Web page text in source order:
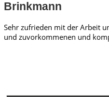
Brinkmann
Sehr zufrieden mit der Arbeit
und zuvorkommenen und